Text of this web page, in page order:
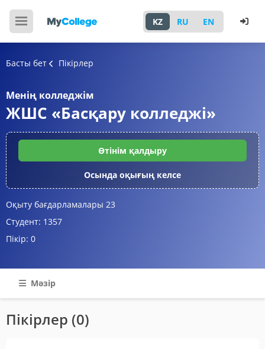
KZ RU EN
Басты бет Пікірлер
Менің колледжім
ЖШС «Басқару колледжі»
Өтінім қалдыру
Осында оқығың келсе
Оқыту бағдарламалары 23
Студент: 1357
Пікір: 0
Мәзір
Пікірлер (0)